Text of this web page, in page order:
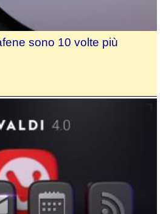
sono 10 volte più